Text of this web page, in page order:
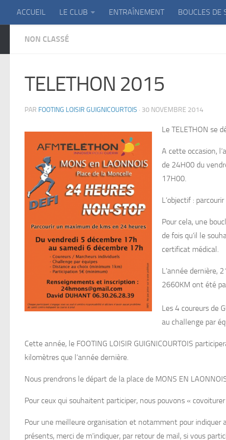
Skip to content
ACCUEIL LE CLUB ENTRAÎNEMENT BOUCLES DE
NON CLASSÉ
TELETHON 2015
PAR FOOTING LOISIR GUIGNICOURTOIS · 30 NOVEMBRE 2014
Le TELETHON se
A cette occasion,
de 24H00 du
17H00.
L’objectif :
Pour cela, une
de fois qu’il le
certificat médical.
L’année dernière,
2660KM ont été
Les 4 coureurs de
au challenge par
Cette année, le FOOTING LOISIR GUIGNICOURTOIS
kilomètres que l’année dernière.
Nous prendrons le départ de la place de MONS EN
Pour ceux qui souhaitent participer, nous pouvons «
Pour une meilleure organisation et notamment pour indiquer
présents, merci de m’indiquer, par retour de mail, si vous